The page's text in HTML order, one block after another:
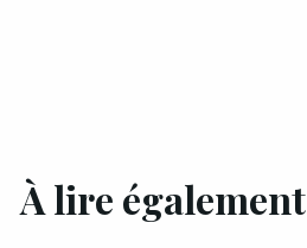
À lire également